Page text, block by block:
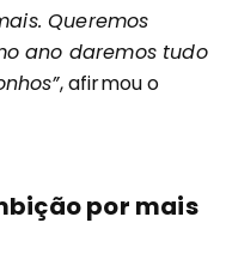
Queremos
ano daremos tudo
, afirmou o
por mais